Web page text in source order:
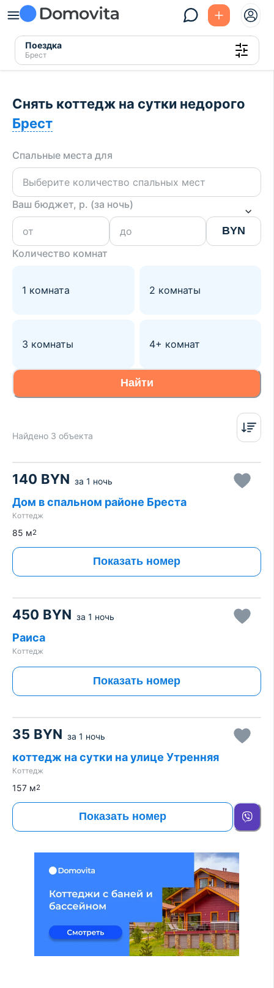
Поездка
Брест
Снять коттедж на сутки недорого
Брест
Спальные места для
Ваш бюджет, р. (за ночь)
BYN
Количество комнат
1 комната 2 комнаты
3 комнаты 4+ комнат
Найти
Найдено 3 объекта
140 BYN за 1 ночь
Дом в спальном районе Бреста
Коттедж
85 м2
Показать номер
450 BYN за 1 ночь
Раиса
Коттедж
Показать номер
35 BYN за 1 ночь
коттедж на сутки на улице Утренняя
Коттедж
157 м2
Показать номер